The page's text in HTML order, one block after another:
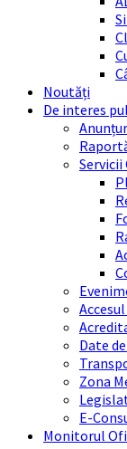
Noutăți
De interes
Servicii
Date
Zona
E-
Monitorul